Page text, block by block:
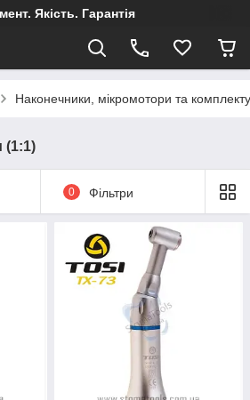
Якість. Гарантія
Наконечники, мікромотори та
(1:1)
0 Фільтри